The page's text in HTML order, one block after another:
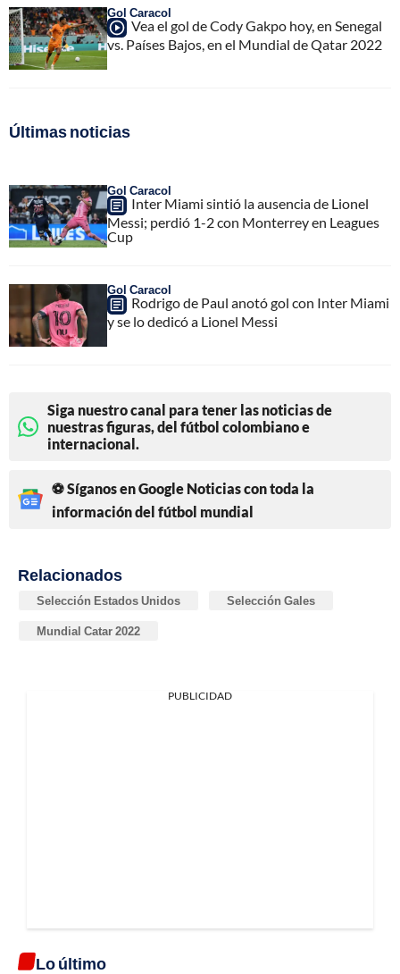
Gol Caracol
Vea el gol de Cody Gakpo hoy, en Senegal
vs. Países Bajos, en el Mundial de Qatar 2022
Últimas noticias
Gol Caracol
Inter Miami sintió la ausencia de Lionel
Messi; perdió 1-2 con Monterrey en Leagues
Cup
Gol Caracol
Rodrigo de Paul anotó gol con Inter Miami
y se lo dedicó a Lionel Messi
Siga nuestro canal para tener las noticias de
nuestras figuras, del fútbol colombiano e
internacional.
⚽ Síganos en Google Noticias con toda la
información del fútbol mundial
Relacionados
Selección Estados Unidos Selección Gales
Mundial Catar 2022
PUBLICIDAD
Lo último